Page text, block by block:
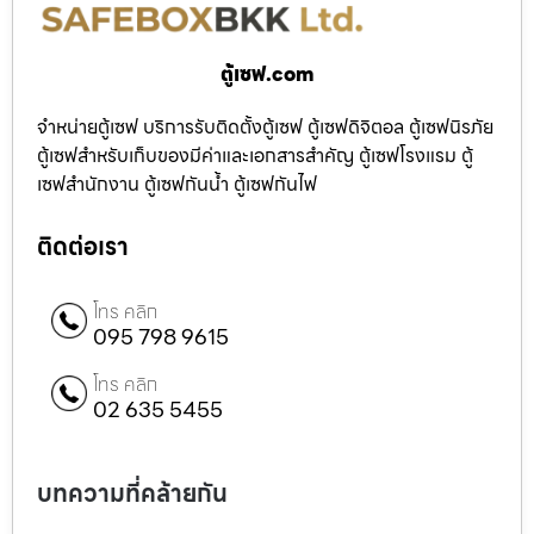
ตู้เซฟ.com
จำหน่ายตู้เซฟ บริการรับติดตั้งตู้เซฟ ตู้เซฟดิจิตอล ตู้เซฟนิรภัย
ตู้เซฟสำหรับเก็บของมีค่าและเอกสารสำคัญ ตู้เซฟโรงแรม ตู้
เซฟสำนักงาน ตู้เซฟกันน้ำ ตู้เซฟกันไฟ
ติดต่อเรา
โทร คลิก
095 798 9615
โทร คลิก
02 635 5455
บทความที่คล้ายกัน